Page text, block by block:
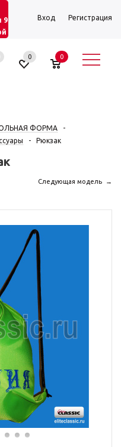
9
Вход Регистрация
0 0
ФОРМА
-
- Рюкзак
Следующая модель